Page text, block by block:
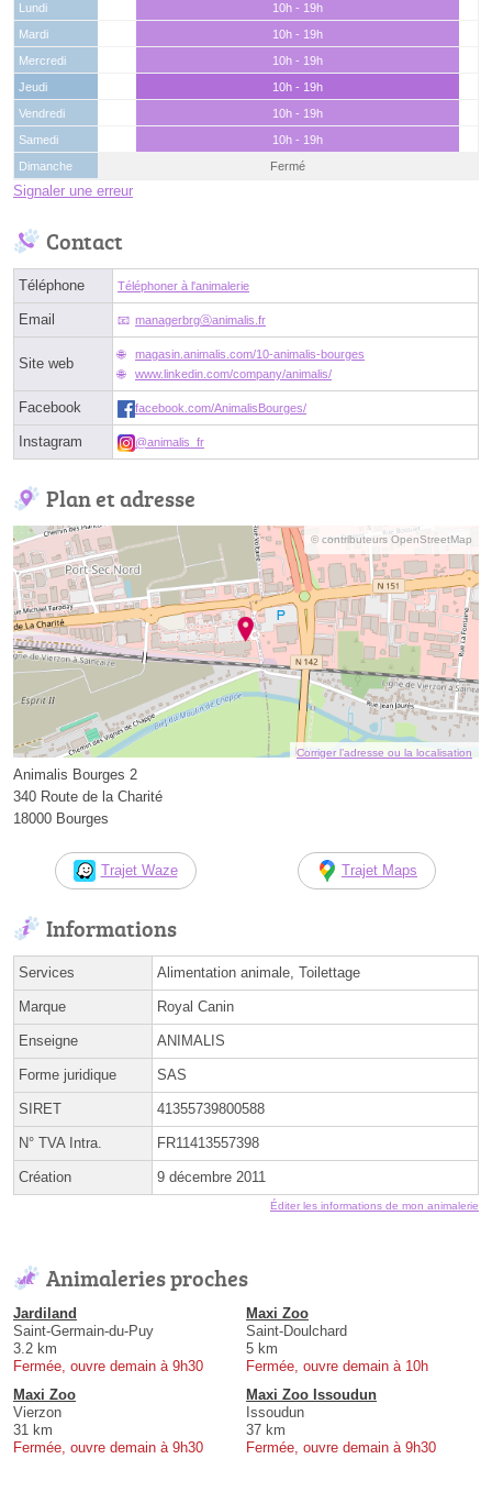
Lundi
10h - 19h
Mardi
10h - 19h
Mercredi
10h - 19h
Jeudi
10h - 19h
Vendredi
10h - 19h
Samedi
10h - 19h
Dimanche
Fermé
Signaler une erreur
Contact
Téléphone Téléphoner à l'animalerie
Email managerbrgⓐanimalis.fr
Site web
magasin.animalis.com/10-animalis-bourges
www.linkedin.com/company/animalis/
Facebook facebook.com/AnimalisBourges/
Instagram @animalis_fr
Plan et adresse
© contributeurs OpenStreetMap
Corriger l’adresse ou la localisation
Animalis Bourges 2
340 Route de la Charité
18000 Bourges
Trajet Waze Trajet Maps
Informations
Services Alimentation animale, Toilettage
Marque Royal Canin
Enseigne ANIMALIS
Forme juridique SAS
SIRET 41355739800588
N° TVA Intra. FR11413557398
Création 9 décembre 2011
Éditer les informations de mon animalerie
Animaleries proches
Jardiland
Saint-Germain-du-Puy
3.2 km
Fermée, ouvre demain à 9h30
Maxi Zoo
Saint-Doulchard
5 km
Fermée, ouvre demain à 10h
Maxi Zoo
Vierzon
31 km
Fermée, ouvre demain à 9h30
Maxi Zoo Issoudun
Issoudun
37 km
Fermée, ouvre demain à 9h30